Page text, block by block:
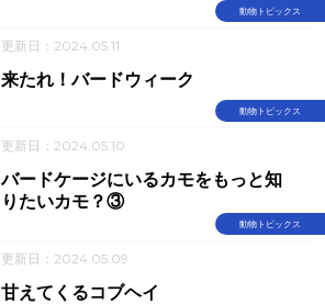
動物トピックス
更新日：2024.05.11
動物トピックス
来たれ！バードウィーク
更新日：2024.05.10
動物トピックス
バードケージにいるカモをもっと知
りたいカモ？③
更新日：2024.05.09
甘えてくるコブヘイ